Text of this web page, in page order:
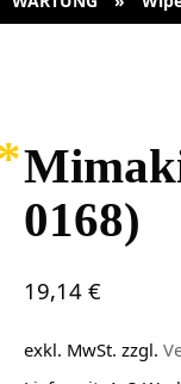
0168)
19,14 €
exkl. MwSt. zzgl.